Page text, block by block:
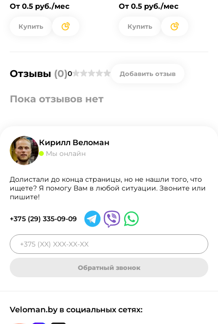
От 0.5 руб./мес
Купить
От 0.5 руб./мес
Купить
Отзывы (0)0 Добавить отзыв
Пока отзывов нет
Кирилл Веломан
Мы онлайн
Долистали до конца страницы, но не нашли того, что
ищете? Я помогу Вам в любой ситуации. Звоните или
пишите!
+375 (29) 335-09-09
Обратный звонок
Veloman.by в социальных сетях: